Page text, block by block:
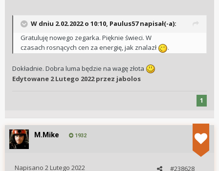
W dniu 2.02.2022 o 10:10, Paulus57napisał(-a):
Gratuluję nowego zegarka. Pięknie świeci. W
czasach rosnących cen za energię, jak znalazł
.
Dokładnie. Dobra luma będzie na wagę złota
Edytowane 2 Lutego 2022przez jabolos
1
M.Mike 1932
#238628
Napisano 2 Lutego 2022